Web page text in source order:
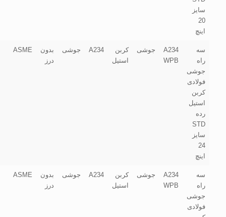
سایز
20
اینچ
سه
راه
جوشی
فولادی
کربن
استیل
رده
STD
سایز
24
اینچ
A234
WPB
جوشی
کربن
استیل
A234 جوشی
بدون
درز
ASME
سه
راه
جوشی
فولادی
A234
WPB
جوشی
کربن
استیل
A234 جوشی
بدون
درز
ASME